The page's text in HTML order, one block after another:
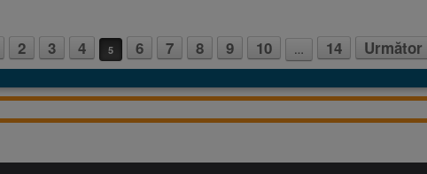
2 3 4 5 6 7 8 9 10 … 14 Următor